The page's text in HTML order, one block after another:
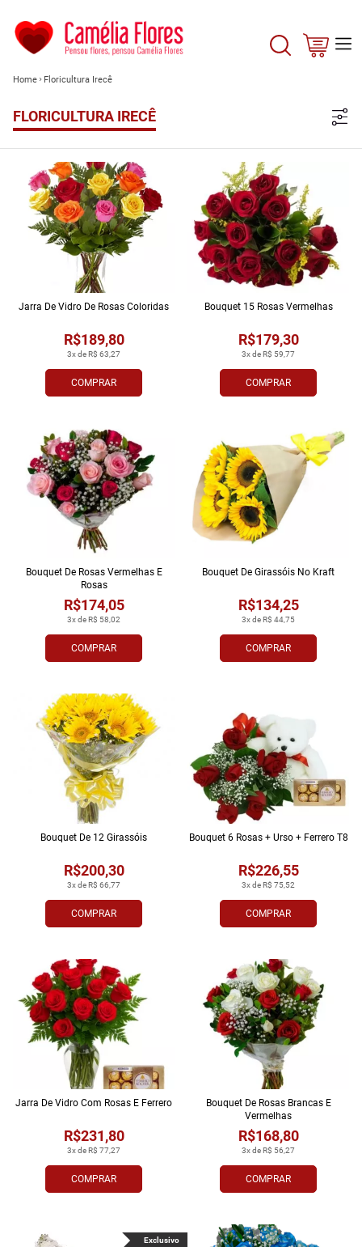
Home Floricultura Irecê
FLORICULTURA IRECÊ
COMPRAR
3x de R$ 63,27
R$189,80
Jarra De Vidro De Rosas Coloridas
COMPRAR
3x de R$ 59,77
R$179,30
Bouquet 15 Rosas Vermelhas
COMPRAR
3x de R$ 58,02
R$174,05
Bouquet De Rosas Vermelhas E
Rosas
COMPRAR
3x de R$ 44,75
R$134,25
Bouquet De Girassóis No Kraft
COMPRAR
3x de R$ 66,77
R$200,30
Bouquet De 12 Girassóis
COMPRAR
3x de R$ 75,52
R$226,55
Bouquet 6 Rosas + Urso + Ferrero T8
COMPRAR
3x de R$ 77,27
R$231,80
Jarra De Vidro Com Rosas E Ferrero
COMPRAR
3x de R$ 56,27
R$168,80
Bouquet De Rosas Brancas E
Vermelhas
Exclusivo